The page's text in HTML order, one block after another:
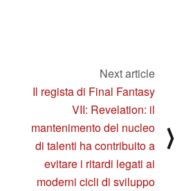
Next article
Il regista di Final Fantasy
VII: Revelation: il
mantenimento del nucleo
di talenti ha contribuito a
evitare i ritardi legati ai
moderni cicli di sviluppo
⟩